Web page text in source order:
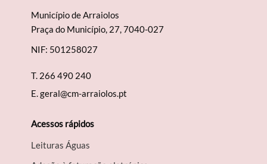
Município de Arraiolos
Praça do Município, 27, 7040-027
NIF: 501258027
T. 266 490 240
E.geral@cm-arraiolos.pt
Acessos rápidos
Leituras Águas